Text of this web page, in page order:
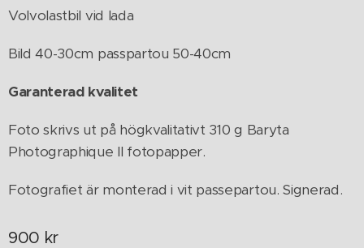
Volvolastbil vid lada
Bild 40-30cm passpartou 50-40cm
Garanterad kvalitet
Foto skrivs ut på högkvalitativt 310 g Baryta
Photographique II fotopapper.
Fotografiet är monterad i vit passepartou. Signerad.
900 kr